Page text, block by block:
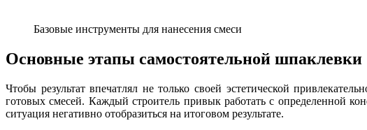
Базовые инструменты для нанесения смеси
Основные этапы самостоятельной шпаклевки
Чтобы результат впечатлял не только своей эстетической
готовых смесей. Каждый строитель привык работать с определенной
ситуация негативно отобразиться на итоговом результате.